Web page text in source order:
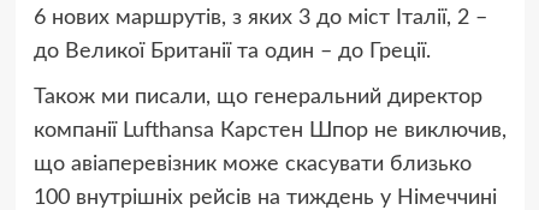
6 нових маршрутів, з яких 3 до міст Італії, 2 –
до Великої Британії та один – до Греції.
Також ми писали, що генеральний директор
компанії Lufthansa Карстен Шпор не виключив,
що авіаперевізник може скасувати близько
100 внутрішніх рейсів на тиждень у Німеччині